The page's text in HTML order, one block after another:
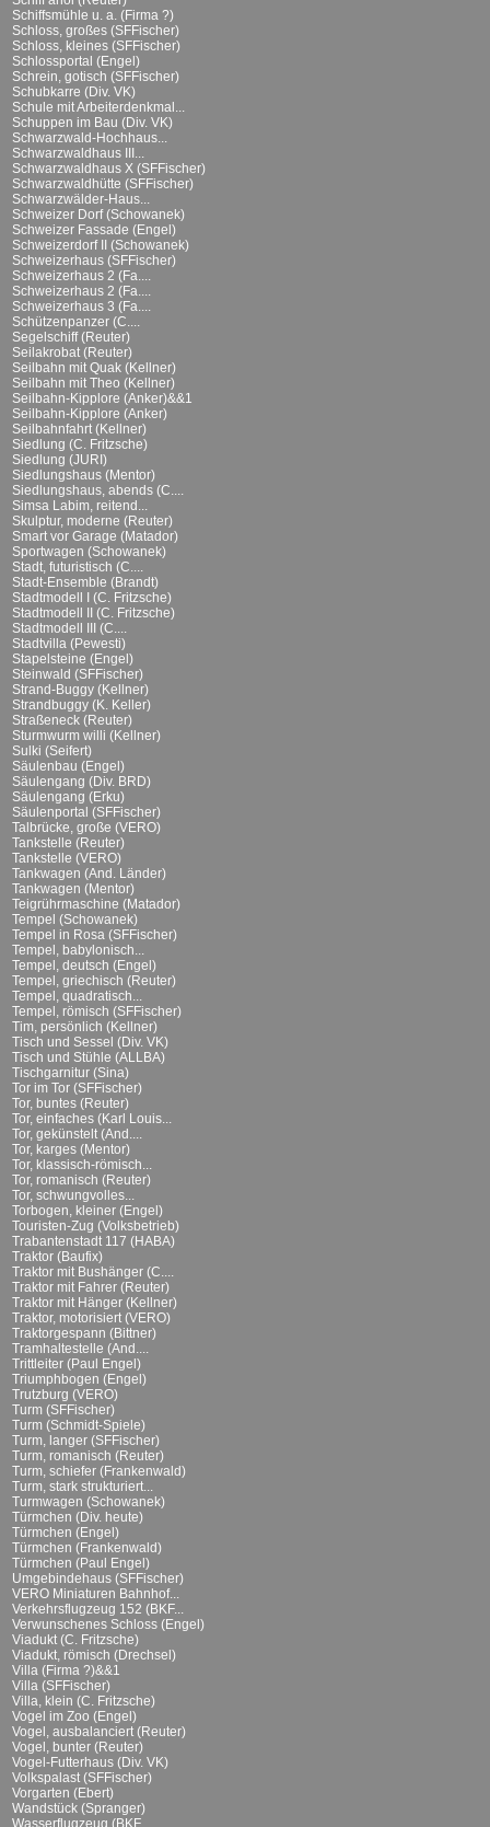
Schiffsmühle u. a. (Firma ?)
Schloss, großes (SFFischer)
Schloss, kleines (SFFischer)
Schlossportal (Engel)
Schrein, gotisch (SFFischer)
Schubkarre (Div. VK)
Schule mit Arbeiterdenkmal...
Schuppen im Bau (Div. VK)
Schwarzwald-Hochhaus...
Schwarzwaldhaus III...
Schwarzwaldhaus X (SFFischer)
Schwarzwaldhütte (SFFischer)
Schwarzwälder-Haus...
Schweizer Dorf (Schowanek)
Schweizer Fassade (Engel)
Schweizerdorf II (Schowanek)
Schweizerhaus (SFFischer)
Schweizerhaus 2 (Fa....
Schweizerhaus 2 (Fa....
Schweizerhaus 3 (Fa....
Schützenpanzer (C....
Segelschiff (Reuter)
Seilakrobat (Reuter)
Seilbahn mit Quak (Kellner)
Seilbahn mit Theo (Kellner)
Seilbahn-Kipplore (Anker)&&1
Seilbahn-Kipplore (Anker)
Seilbahnfahrt (Kellner)
Siedlung (C. Fritzsche)
Siedlung (JURI)
Siedlungshaus (Mentor)
Siedlungshaus, abends (C....
Simsa Labim, reitend...
Skulptur, moderne (Reuter)
Smart vor Garage (Matador)
Sportwagen (Schowanek)
Stadt, futuristisch (C....
Stadt-Ensemble (Brandt)
Stadtmodell I (C. Fritzsche)
Stadtmodell II (C. Fritzsche)
Stadtmodell III (C....
Stadtvilla (Pewesti)
Stapelsteine (Engel)
Steinwald (SFFischer)
Strand-Buggy (Kellner)
Strandbuggy (K. Keller)
Straßeneck (Reuter)
Sturmwurm willi (Kellner)
Sulki (Seifert)
Säulenbau (Engel)
Säulengang (Div. BRD)
Säulengang (Erku)
Säulenportal (SFFischer)
Talbrücke, große (VERO)
Tankstelle (Reuter)
Tankstelle (VERO)
Tankwagen (And. Länder)
Tankwagen (Mentor)
Teigrührmaschine (Matador)
Tempel (Schowanek)
Tempel in Rosa (SFFischer)
Tempel, babylonisch...
Tempel, deutsch (Engel)
Tempel, griechisch (Reuter)
Tempel, quadratisch...
Tempel, römisch (SFFischer)
Tim, persönlich (Kellner)
Tisch und Sessel (Div. VK)
Tisch und Stühle (ALLBA)
Tischgarnitur (Sina)
Tor im Tor (SFFischer)
Tor, buntes (Reuter)
Tor, einfaches (Karl Louis...
Tor, gekünstelt (And....
Tor, karges (Mentor)
Tor, klassisch-römisch...
Tor, romanisch (Reuter)
Tor, schwungvolles...
Torbogen, kleiner (Engel)
Touristen-Zug (Volksbetrieb)
Trabantenstadt 117 (HABA)
Traktor (Baufix)
Traktor mit Bushänger (C....
Traktor mit Fahrer (Reuter)
Traktor mit Hänger (Kellner)
Traktor, motorisiert (VERO)
Traktorgespann (Bittner)
Tramhaltestelle (And....
Trittleiter (Paul Engel)
Triumphbogen (Engel)
Trutzburg (VERO)
Turm (SFFischer)
Turm (Schmidt-Spiele)
Turm, langer (SFFischer)
Turm, romanisch (Reuter)
Turm, schiefer (Frankenwald)
Turm, stark strukturiert...
Turmwagen (Schowanek)
Türmchen (Div. heute)
Türmchen (Engel)
Türmchen (Frankenwald)
Türmchen (Paul Engel)
Umgebindehaus (SFFischer)
VERO Miniaturen Bahnhof...
Verkehrsflugzeug 152 (BKF...
Verwunschenes Schloss (Engel)
Viadukt (C. Fritzsche)
Viadukt, römisch (Drechsel)
Villa (Firma ?)&&1
Villa (SFFischer)
Villa, klein (C. Fritzsche)
Vogel im Zoo (Engel)
Vogel, ausbalanciert (Reuter)
Vogel, bunter (Reuter)
Vogel-Futterhaus (Div. VK)
Volkspalast (SFFischer)
Vorgarten (Ebert)
Wandstück (Spranger)
Wasserflugzeug (BKF